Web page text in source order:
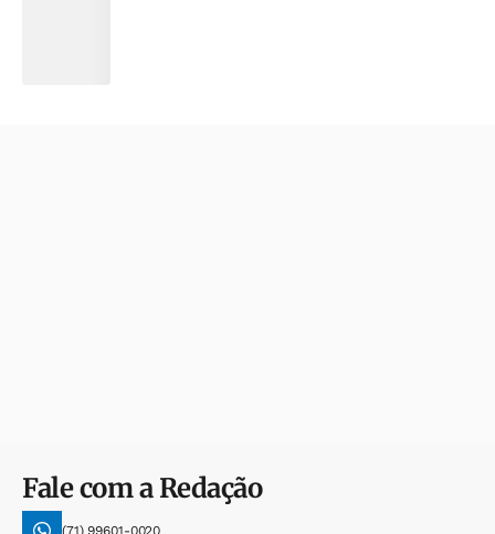
Fale com a Redação
(71) 99601-0020